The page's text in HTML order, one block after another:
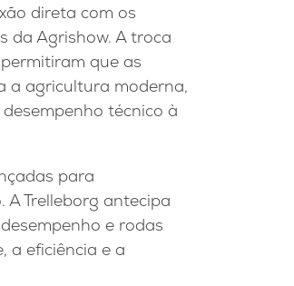
direta com os
da Agrishow. A troca
que as
a agricultura moderna,
técnico à
para
Trelleborg antecipa
e rodas
a eficiência e a